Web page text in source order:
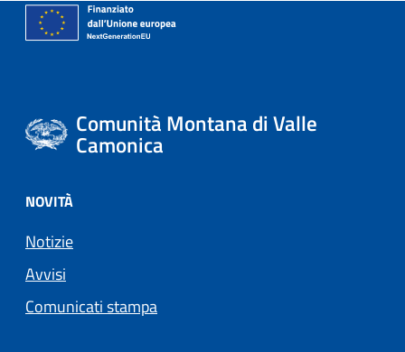
Comunità Montana di Valle
Camonica
NOVITÀ
Notizie
Avvisi
Comunicati stampa